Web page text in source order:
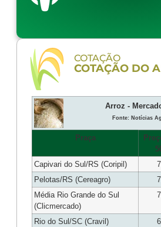
COTAÇÃO
COTAÇÃO DO
Arroz -
Fonte: Notícias
Praça
Capivari do Sul/RS (Coripil)
Pelotas/RS (Cereagro)
Média Rio Grande do Sul
(Clicmercado)
Rio do Sul/SC (Cravil)